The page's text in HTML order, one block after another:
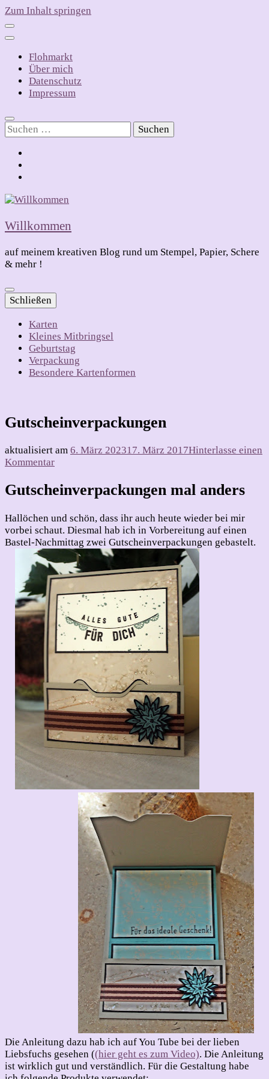
Zum Inhalt springen
Flohmarkt
Über mich
Datenschutz
Impressum
Suchen
nach:
Willkommen
auf meinem kreativen Blog rund um Stempel, Papier, Schere
& mehr !
Schließen
Karten
Kleines Mitbringsel
Geburtstag
Verpackung
Besondere Kartenformen
Gutscheinverpackungen
aktualisiert am 6. März 202317. März 2017Hinterlasse einen
Kommentarzu
Gutscheinverpackungen mal anders
Hallöchen und schön, dass ihr auch heute wieder bei mir
vorbei schaut. Diesmal hab ich in Vorbereitung auf einen
Bastel-Nachmittag zwei Gutscheinverpackungen gebastelt.
Die Anleitung dazu hab ich auf You Tube bei der lieben
Liebsfuchs gesehen ((hier geht es zum Video). Die Anleitung
ist wirklich gut und verständlich. Für die Gestaltung habe